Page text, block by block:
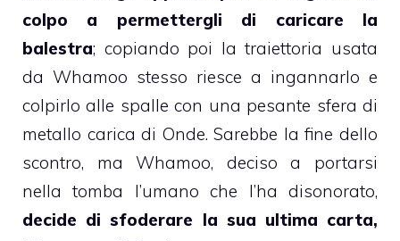
colpo a permettergli di caricare la
balestra; copiando poi la traiettoria usata
da Whamoo stesso riesce a ingannarlo e
colpirlo alle spalle con una pesante sfera di
metallo carica di Onde. Sarebbe la fine dello
scontro, ma Whamoo, deciso a portarsi
nella tomba l’umano che l’ha disonorato,
decide di sfoderare la sua ultima carta,